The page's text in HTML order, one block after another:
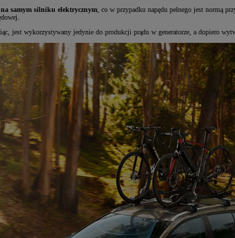
samym silniku elektrycznym , co w przypadku napędu pełnego jest normą
jest wykorzystywany jedynie do produkcji prądu w generatorze, a dopiero